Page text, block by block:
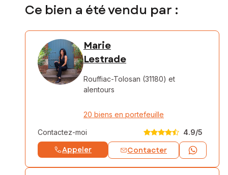
Ce bien a été vendu par :
Marie
Lestrade
Rouffiac-Tolosan (31180) et
alentours
20 biens en portefeuille
Contactez-moi 4.9/5
Appeler Contacter